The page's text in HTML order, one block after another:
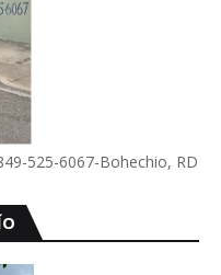
525-6067-Bohechio, RD